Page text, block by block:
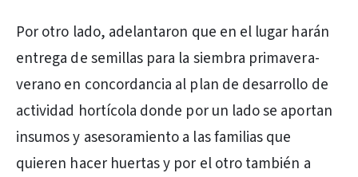
Por otro lado, adelantaron que en el lugar harán
entrega de semillas para la siembra primavera-
verano en concordancia al plan de desarrollo de
actividad hortícola donde por un lado se aportan
insumos y asesoramiento a las familias que
quieren hacer huertas y por el otro también a